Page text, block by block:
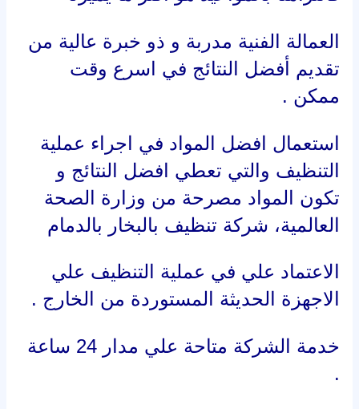
العمالة الفنية مدربة و ذو خبرة عالية من
تقديم أفضل النتائج في اسرع وقت
ممكن .
استعمال افضل المواد في اجراء عملية
التنظيف والتي تعطي افضل النتائج و
تكون المواد مصرحة من وزارة الصحة
العالمية، شركة تنظيف بالبخار بالدمام
الاعتماد علي في عملية التنظيف علي
الاجهزة الحديثة المستوردة من الخارج .
خدمة الشركة متاحة علي مدار 24 ساعة
.